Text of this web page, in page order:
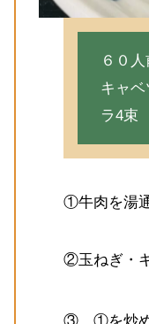
６０
キャ
ラ4束
①牛肉を湯
②玉ねぎ・